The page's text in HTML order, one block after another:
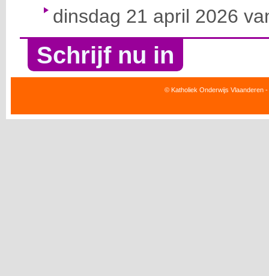
dinsdag 21 april 2026
Schrijf nu in
© Katholiek Onderwijs Vlaanderen